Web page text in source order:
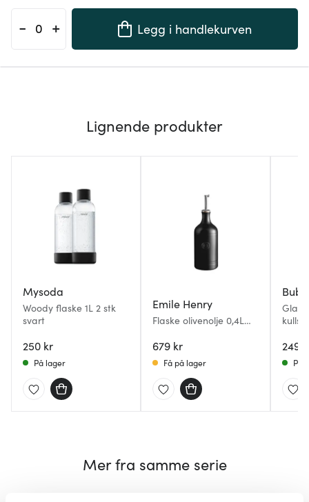
- + Legg i handlekurven
Lignende produkter
Mysoda
Woody flaske 1L 2 stk
svart
250 kr
På lager
Emile Henry
Flaske olivenolje 0,4L
679 kr
Få på lager
249
På
Mer fra samme serie